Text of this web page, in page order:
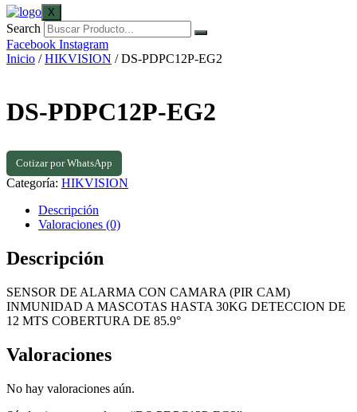
X
Search
Facebook Instagram
Inicio /HIKVISION / DS-PDPC12P-EG2
DS-PDPC12P-EG2
Cotizar por WhatsApp
Categoría: HIKVISION
Descripción
Valoraciones (0)
Descripción
SENSOR DE ALARMA CON CAMARA (PIR CAM)
INMUNIDAD A MASCOTAS HASTA 30KG DETECCION DE
12 MTS COBERTURA DE 85.9°
Valoraciones
No hay valoraciones aún.